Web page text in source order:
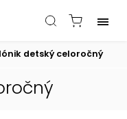
detský celoročný